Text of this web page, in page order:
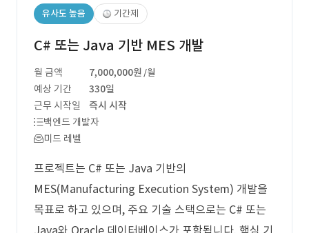
유사도 높음 기간제
C# 또는 Java 기반 MES 개발
월 금액 7,000,000원 /월
예상 기간
330일
근무 시작일
즉시 시작
백엔드 개발자
미드 레벨
프로젝트는 C# 또는 Java 기반의
MES(Manufacturing Execution System) 개발을
목표로 하고 있으며, 주요 기술 스택으로는 C# 또는
Java와 Oracle 데이터베이스가 포함됩니다. 핵심 기